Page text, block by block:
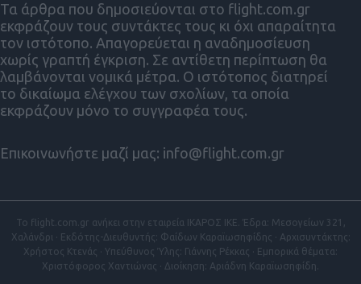
Τα άρθρα που δημοσιεύονται στο flight.com.gr
εκφράζουν τους συντάκτες τους κι όχι απαραίτητα
τον ιστότοπο. Απαγορεύεται η αναδημοσίευση
χωρίς γραπτή έγκριση. Σε αντίθετη περίπτωση θα
λαμβάνονται νομικά μέτρα. Ο ιστότοπος διατηρεί
το δικαίωμα ελέγχου των σχολίων, τα οποία
εκφράζουν μόνο το συγγραφέα τους.
Επικοινωνήστε μαζί μας: info@flight.com.gr
Το flight.com.gr ανήκει στην εταιρεία ΙΚΑΡΟΣ ΙΚΕ. Έδρα: Μεσογείων 321,
Χαλάνδρι · Εκδότης-Διευθυντής: Φαίδων Καραϊωσηφίδης · Αρχισυντάκτης:
Χρήστος Κτενάς · Υπεύθυνος Ύλης: Γιάννης Ρέκκας · Εμπορικά θέματα:
Χριστόφορος Χαντιώνας · Διοίκηση: Αριάδνη Καραϊωσηφίδη.